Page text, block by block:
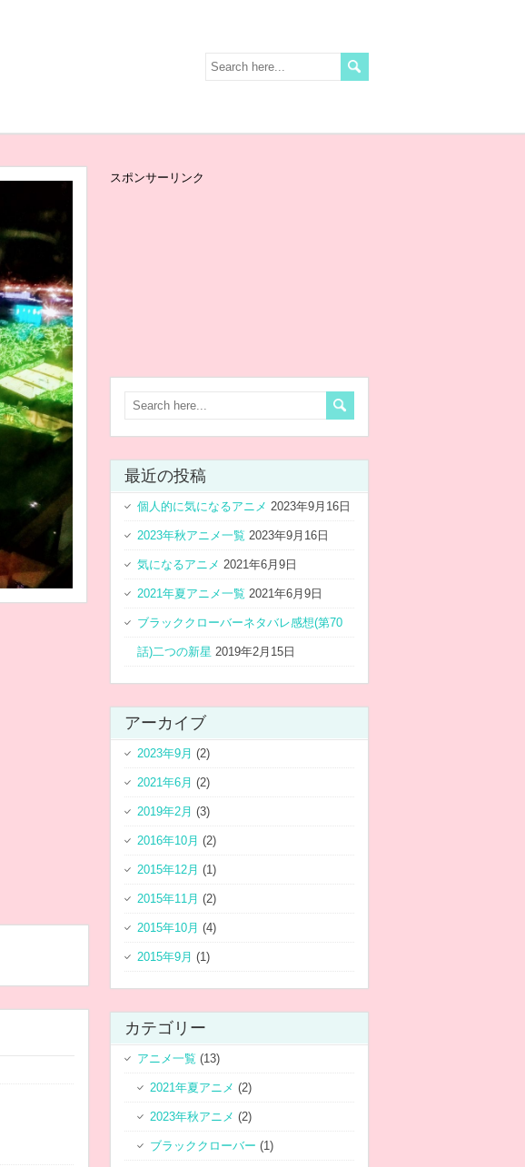
スポンサーリンク
最近の投稿
個人的に気になるアニメ 2023年9月16日
2023年秋アニメ一覧 2023年9月16日
気になるアニメ 2021年6月9日
2021年夏アニメ一覧 2021年6月9日
ブラッククローバーネタバレ感想(第70
話)二つの新星 2019年2月15日
アーカイブ
2023年9月 (2)
2021年6月 (2)
2019年2月 (3)
2016年10月 (2)
2015年12月 (1)
2015年11月 (2)
2015年10月 (4)
2015年9月 (1)
カテゴリー
アニメ一覧 (13)
2021年夏アニメ (2)
2023年秋アニメ (2)
ブラッククローバー (1)